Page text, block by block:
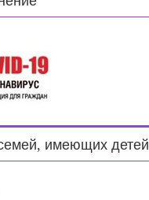
имеющих детей